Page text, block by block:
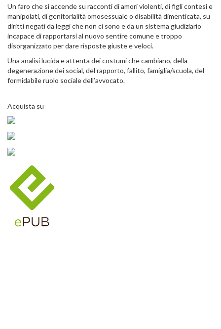
Un faro che si accende su racconti di amori violenti, di figli contesi e
manipolati, di genitorialità omosessuale o disabilità dimenticata, su
diritti negati da leggi che non ci sono e da un sistema giudiziario
incapace di rapportarsi al nuovo sentire comune e troppo
disorganizzato per dare risposte giuste e veloci.
Una analisi lucida e attenta dei costumi che cambiano, della
degenerazione dei social, del rapporto, fallito, famiglia/scuola, del
formidabile ruolo sociale dell’avvocato.
Acquista su